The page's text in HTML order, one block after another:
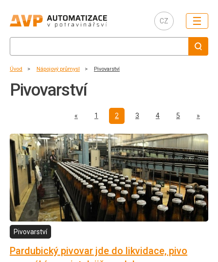
CZ ☰
Úvod Nápojový průmysl Pivovarství
Pivovarství
« Předchozí
1 2 3 4 5 »
Pivovarství
Pardubický pivovar jde do likvidace, pivo